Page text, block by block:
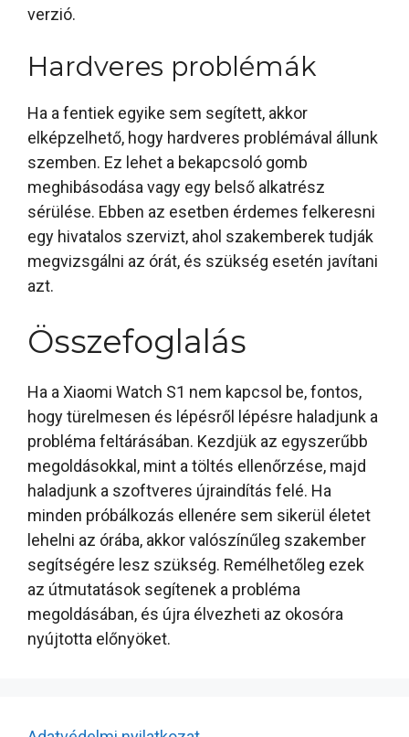
verzió.
Hardveres problémák
Ha a fentiek egyike sem segített, akkor
elképzelhető, hogy hardveres problémával állunk
szemben. Ez lehet a bekapcsoló gomb
meghibásodása vagy egy belső alkatrész
sérülése. Ebben az esetben érdemes felkeresni
egy hivatalos szervizt, ahol szakemberek tudják
megvizsgálni az órát, és szükség esetén javítani
azt.
Összefoglalás
Ha a Xiaomi Watch S1 nem kapcsol be, fontos,
hogy türelmesen és lépésről lépésre haladjunk a
probléma feltárásában. Kezdjük az egyszerűbb
megoldásokkal, mint a töltés ellenőrzése, majd
haladjunk a szoftveres újraindítás felé. Ha
minden próbálkozás ellenére sem sikerül életet
lehelni az órába, akkor valószínűleg szakember
segítségére lesz szükség. Remélhetőleg ezek
az útmutatások segítenek a probléma
megoldásában, és újra élvezheti az okosóra
nyújtotta előnyöket.